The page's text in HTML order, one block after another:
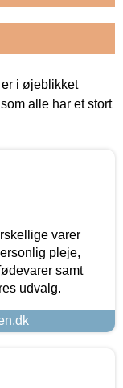
i øjeblikket
som alle har et stort
varer
pleje,
samt
udvalg.